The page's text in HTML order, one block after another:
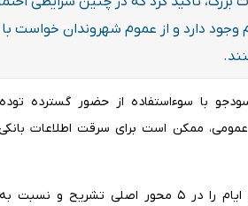
دارد و از عموم شهروندان خواست
سودجو با سوء‌استفاده از حضور گسترده
ممکن است برای سرقت اطلاعات بانکی
وی مهم‌ترین شگردهای مورد استفاده مجرمان در این ایام را در ۵ محور